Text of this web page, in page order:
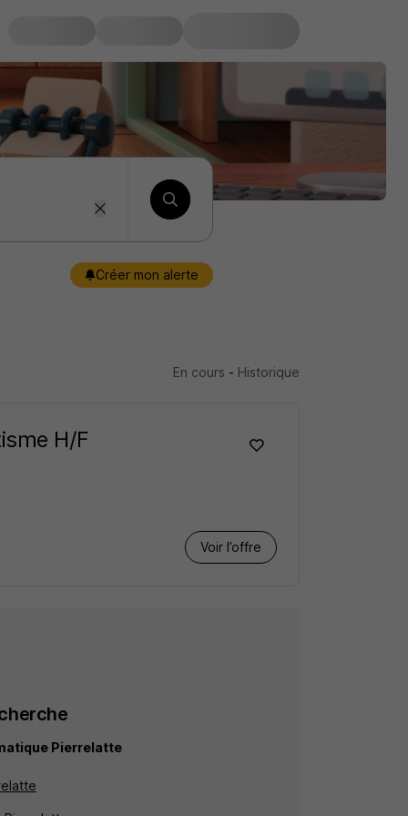
Créer mon alerte
En cours - Historique
H/F
Voir l’offre
Pierrelatte